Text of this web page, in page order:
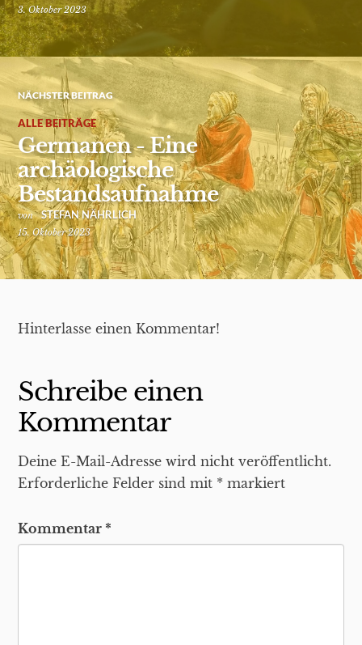
3. Oktober 2023
NÄCHSTER BEITRAG
ALLE BEITRÄGE
Germanen - Eine
archäologische
Bestandsaufnahme
von STEFAN NÄHRLICH
15. Oktober 2023
Hinterlasse einen Kommentar!
Schreibe einen
Kommentar
Deine E-Mail-Adresse wird nicht veröffentlicht.
Erforderliche Felder sind mit * markiert
Kommentar *